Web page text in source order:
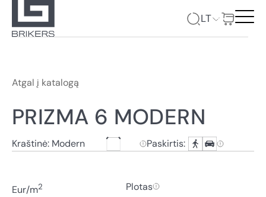
LT
Atgal į katalogą
PRIZMA 6 MODERN
Kraštinė: Modern Paskirtis:
Eur/m2 Plotas